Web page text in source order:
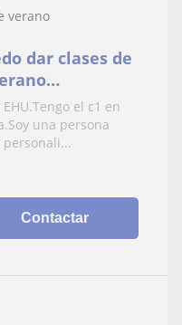
verano
dar clases de
apoyo extra
el c1 en
una persona
Contactar